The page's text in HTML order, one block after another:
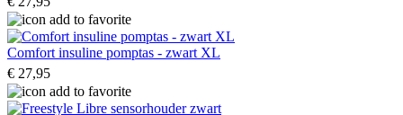
Comfort insuline pomptas - zwart XL
€ 27,95